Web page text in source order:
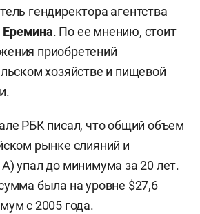
гендиректора агентства
. По ее мнению, стоит
приобретений
хозяйстве и пищевой
РБКписал, что общий объем
рынке слияний и
упал до минимума за 20 лет.
была на уровне $27,6
с 2005 года.